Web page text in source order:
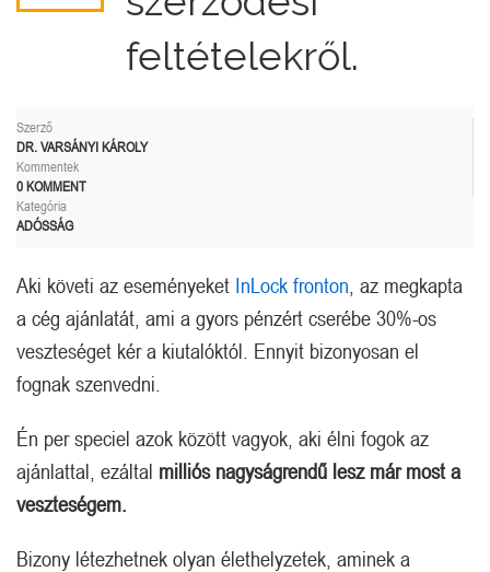
feltételekről.
Szerző
DR. VARSÁNYI KÁROLY
Kommentek
0 KOMMENT
Kategória
ADÓSSÁG
Aki követi az eseményeket InLock fronton , az megkapta
a cég ajánlatát, ami a gyors pénzért cserébe 30%-os
veszteséget kér a kiutalóktól. Ennyit bizonyosan el
fognak szenvedni.
Én per speciel azok között vagyok, aki élni fogok az
ajánlattal, ezáltal milliós nagyságrendű lesz már most a
veszteségem.
Bizony létezhetnek olyan élethelyzetek, aminek a